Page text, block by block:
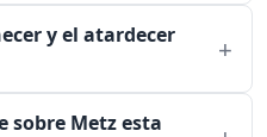
y el atardecer
sobre Metz esta